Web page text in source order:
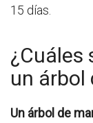
15 días.
¿Cuáles
un árbol
Un árbol de